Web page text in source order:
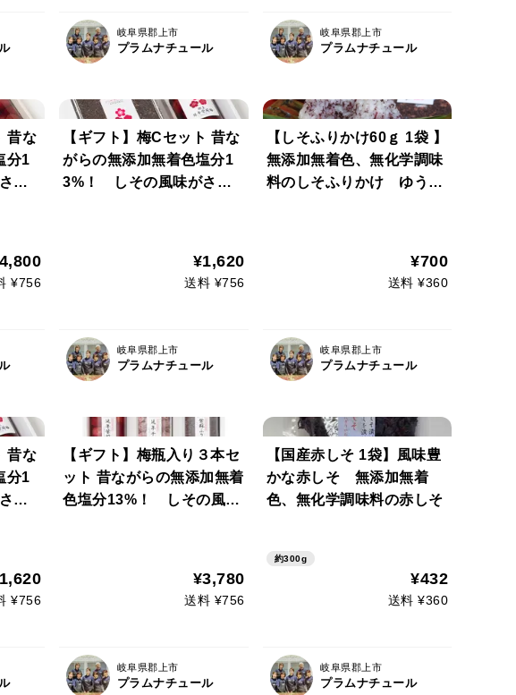
岐阜県郡上市
プラムナチュール
岐阜県郡上市
プラムナチュール
昔な
分1
わ
ろい
¥756
【ギフト】梅Cセット 昔な
がらの無添加無着色塩分1
3%！ しその風味がさわ
¥1,620
送料 ¥756
岐阜県郡上市
プラムナチュール
【しそふりかけ60ｇ 1袋 】
無添加無着色、無化学調味
料のしそふりかけ ゆうパ
¥700
送料 ¥360
岐阜県郡上市
プラムナチュール
昔な
分1
わ
¥756
【ギフト】梅瓶入り３本セ
ット 昔ながらの無添加無着
色塩分13%！ しその風味
¥3,780
送料 ¥756
岐阜県郡上市
プラムナチュール
【国産赤しそ 1袋】風味豊
かな赤しそ 無添加無着
色、無化学調味料の赤しそ
約300g
¥432
送料 ¥360
岐阜県郡上市
プラムナチュール